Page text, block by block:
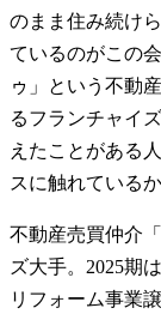
のまま住み続け
ているのがこの
ゥ」という不動
るフランチャイ
えたことがある
スに触れている
不動産売買仲介
ズ大手。2025期
リフォーム事業